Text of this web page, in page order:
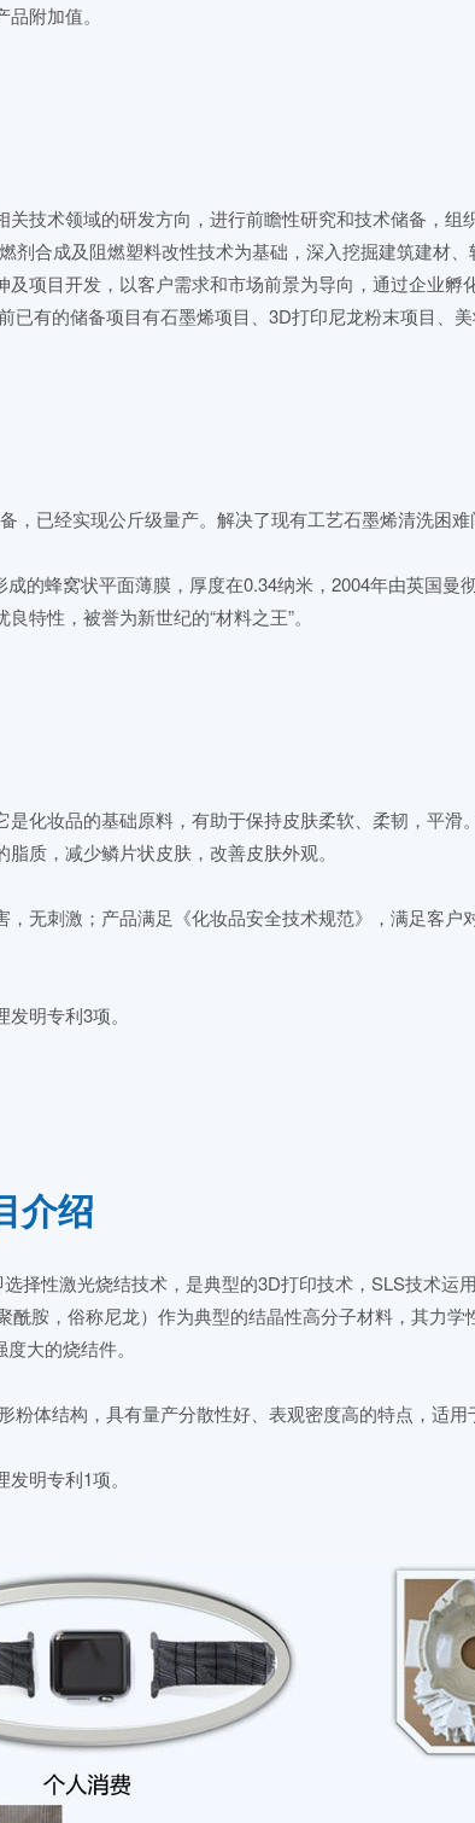
附加值。
技术领域的研发方向，进行前瞻性研究和技术储备，组
剂合成及阻燃塑料改性技术为基础，深入挖掘建筑建材
项目开发，以客户需求和市场前景为导向，通过企业
已有的储备项目有石墨烯项目、3D打印尼龙粉末项目、
，已经实现公斤级量产。解决了现有工艺石墨烯清洗困
的蜂窝状平面薄膜，厚度在0.34纳米，2004年由英国
特性，被誉为新世纪的“材料之王”。
化妆品的基础原料，有助于保持皮肤柔软、柔韧，平
质，减少鳞片状皮肤，改善皮肤外观。
无刺激；产品满足《化妆品安全技术规范》，满足客
明专利3项。
介绍
择性激光烧结技术，是典型的3D打印技术，SLS技术
酰胺，俗称尼龙）作为典型的结晶性高分子材料，其力
大的烧结件。
体结构，具有量产分散性好、表观密度高的特点，适用
明专利1项。